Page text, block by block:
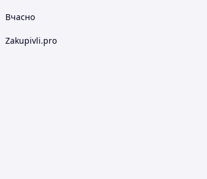
Вчасно
Zakupivli.pro